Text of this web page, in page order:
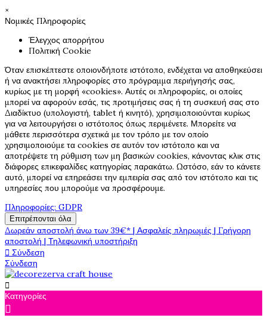
×
Νομικές Πληροφορίες
Έλεγχος απορρήτου
Πολιτική Cookie
Όταν επισκέπτεστε οποιονδήποτε ιστότοπο, ενδέχεται να αποθηκεύσει
ή να ανακτήσει πληροφορίες στο πρόγραμμα περιήγησής σας,
κυρίως με τη μορφή «cookies». Αυτές οι πληροφορίες, οι οποίες
μπορεί να αφορούν εσάς, τις προτιμήσεις σας ή τη συσκευή σας στο
Διαδίκτυο (υπολογιστή, tablet ή κινητό), χρησιμοποιούνται κυρίως
για να λειτουργήσει ο ιστότοπος όπως περιμένετε. Μπορείτε να
μάθετε περισσότερα σχετικά με τον τρόπο με τον οποίο
χρησιμοποιούμε τα cookies σε αυτόν τον ιστότοπο και να
αποτρέψετε τη ρύθμιση των μη βασικών cookies, κάνοντας κλικ στις
διάφορες επικεφαλίδες κατηγορίας παρακάτω. Ωστόσο, εάν το κάνετε
αυτό, μπορεί να επηρεάσει την εμπειρία σας από τον ιστότοπο και τις
υπηρεσίες που μπορούμε να προσφέρουμε.
Πληροφορίες: GDPR
Επιτρέπονται όλα
Δωρεάν αποστολή άνω των 39€* | Ασφαλείς πληρωμές | Γρήγορη
αποστολή | Τηλεφωνική υποστήριξη
 Σύνδεση
Σύνδεση

Κατηγορίες
